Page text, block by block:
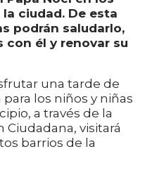
ciudad. De esta
podrán saludarlo,
él y renovar su
una tarde de
los niños y niñas
a través de la
Ciudadana, visitará
barrios de la